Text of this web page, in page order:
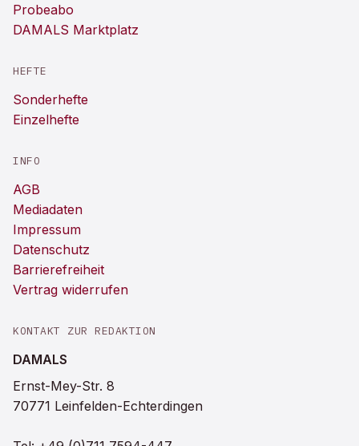
Probeabo
DAMALS Marktplatz
HEFTE
Sonderhefte
Einzelhefte
INFO
AGB
Mediadaten
Impressum
Datenschutz
Barrierefreiheit
Vertrag widerrufen
KONTAKT ZUR REDAKTION
DAMALS
Ernst-Mey-Str. 8
70771 Leinfelden-Echterdingen